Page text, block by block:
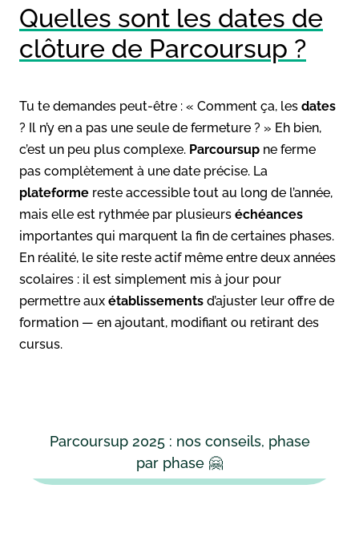
Quelles sont les dates de
clôture de Parcoursup ?
Tu te demandes peut-être : « Comment ça, les dates
? Il n’y en a pas une seule de fermeture ? » Eh bien,
c’est un peu plus complexe. Parcoursup ne ferme
pas complètement à une date précise. La
plateforme reste accessible tout au long de l’année,
mais elle est rythmée par plusieurs échéances
importantes qui marquent la fin de certaines phases.
En réalité, le site reste actif même entre deux années
scolaires : il est simplement mis à jour pour
permettre aux établissements d’ajuster leur offre de
formation — en ajoutant, modifiant ou retirant des
cursus.
Parcoursup 2025 : nos conseils, phase
par phase 🤗